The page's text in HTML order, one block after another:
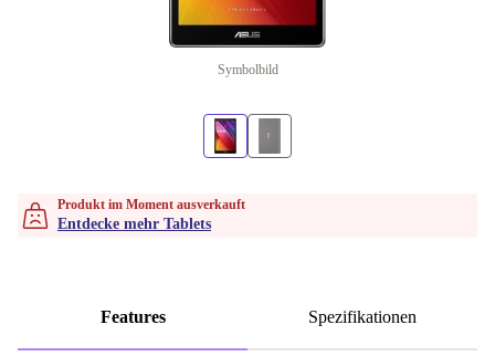
Symbolbild
Produkt im Moment ausverkauft
Entdecke mehr Tablets
Features Spezifikationen